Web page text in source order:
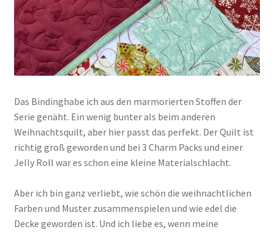
Das Bindinghabe ich aus den marmorierten Stoffen der
Serie genäht. Ein wenig bunter als beim anderen
Weihnachtsquilt, aber hier passt das perfekt. Der Quilt ist
richtig groß geworden und bei 3 Charm Packs und einer
Jelly Roll war es schon eine kleine Materialschlacht.
Aber ich bin ganz verliebt, wie schön die weihnachtlichen
Farben und Muster zusammenspielen und wie edel die
Decke geworden ist. Und ich liebe es, wenn meine